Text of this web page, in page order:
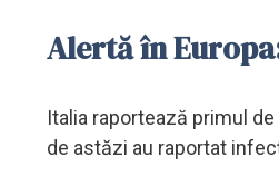
Alertă în
Italia raportează primul
de astăzi au raportat